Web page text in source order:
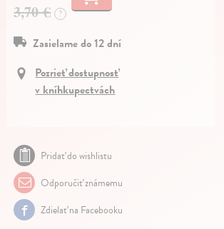
3,70 € ?
Zasielame do 12 dní
Pozrieť dostupnosť
v kníhkupectvách
Pridať do wishlistu
Odporučiť známemu
Zdielať na Facebooku